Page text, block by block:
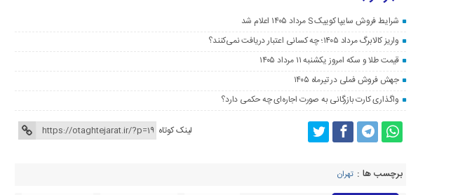
شرایط فروش سایپا کوییک S مرداد ۱۴۰۵ اعلام شد
واریز کالابرگ مرداد ۱۴۰۵؛ چه کسانی اعتبار دریافت نمی‌کنند؟
قیمت طلا و سکه امروز یکشنبه ۱۱ مرداد ۱۴۰۵
جهش فروش فملی در تیرماه ۱۴۰۵
واگذاری کارت بازرگانی به صورت اجاره‌ای چه حکمی دارد؟
لینک کوتاه
برچسب ها : تهران